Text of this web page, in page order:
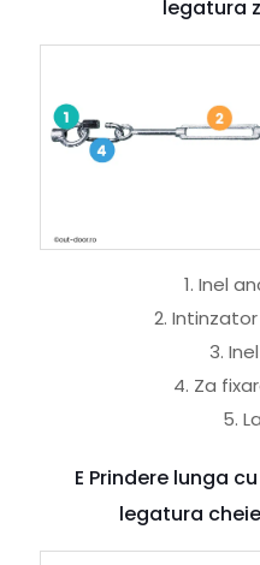
legatura
1. Inel
2.
3.
4. Za
5.
E Prindere lunga
legatura